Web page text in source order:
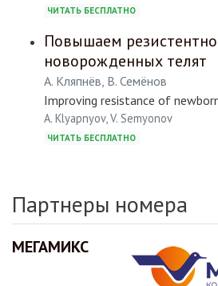
ЧИТАТЬ БЕСПЛАТНО
Повышаем
новорожденных телят
А. Кляпнёв, В. Семёнов
Improving resistance of
A. Klyapnyov, V. Semyonov
ЧИТАТЬ БЕСПЛАТНО
Партнеры номера
МЕГАМИКС